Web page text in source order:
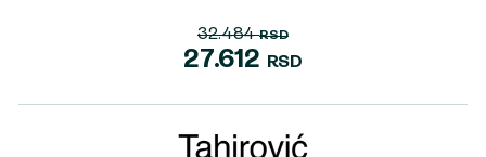
32.484RSD
Originalna
32.484 RSD.
27.612
RSD
cena
27.612 RSD.